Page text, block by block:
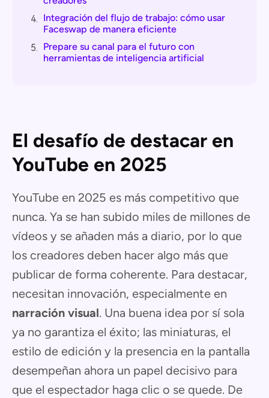
4. Integración del flujo de trabajo: cómo usar
Faceswap de manera eficiente
5. Prepare su canal para el futuro con
herramientas de inteligencia artificial
El desafío de destacar en
YouTube en 2025
YouTube en 2025 es más competitivo que
nunca. Ya se han subido miles de millones de
vídeos y se añaden más a diario, por lo que
los creadores deben hacer algo más que
publicar de forma coherente. Para destacar,
necesitan innovación, especialmente en
narración visual. Una buena idea por sí sola
ya no garantiza el éxito; las miniaturas, el
estilo de edición y la presencia en la pantalla
desempeñan ahora un papel decisivo para
que el espectador haga clic o se quede. De